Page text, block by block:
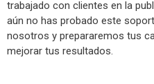
trabajado con clientes en la
aún no has probado este
nosotros y prepararemos tus
mejorar tus resultados.